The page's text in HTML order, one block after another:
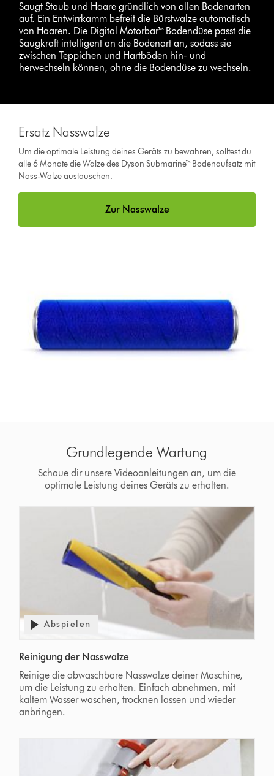
Saugt Staub und Haare gründlich von allen Bodenarten
auf. Ein Entwirrkamm befreit die Bürstwalze automatisch
von Haaren. Die Digital Motorbar™ Bodendüse passt die
Saugkraft intelligent an die Bodenart an, sodass sie
zwischen Teppichen und Hartböden hin- und
herwechseln können, ohne die Bodendüse zu wechseln.
Ersatz Nasswalze
Um die optimale Leistung deines Geräts zu bewahren, solltest du
alle 6 Monate die Walze des Dyson Submarine™ Bodenaufsatz mit
Nass-Walze austauschen.
Zur Nasswalze
Grundlegende Wartung
Schaue dir unsere Videoanleitungen an, um die
optimale Leistung deines Geräts zu erhalten.
Abspielen
Reinigung der Nasswalze
Reinige die abwaschbare Nasswalze deiner Maschine,
um die Leistung zu erhalten. Einfach abnehmen, mit
kaltem Wasser waschen, trocknen lassen und wieder
anbringen.